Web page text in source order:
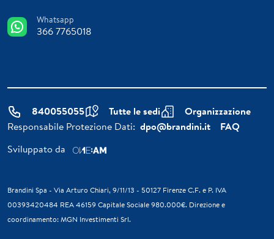
Whatsapp
366 7765018
840055055 Tutte le sedi
Organizzazione
Responsabile Protezione Dati: dpo@brandini.it
FAQ
Sviluppato da
Brandini Spa - Via Arturo Chiari, 9/11/13 - 50127 Firenze C.F. e P. IVA
00393420484 REA 46159 Capitale Sociale 980.000€. Direzione e
coordinamento: MGN Investimenti Srl.